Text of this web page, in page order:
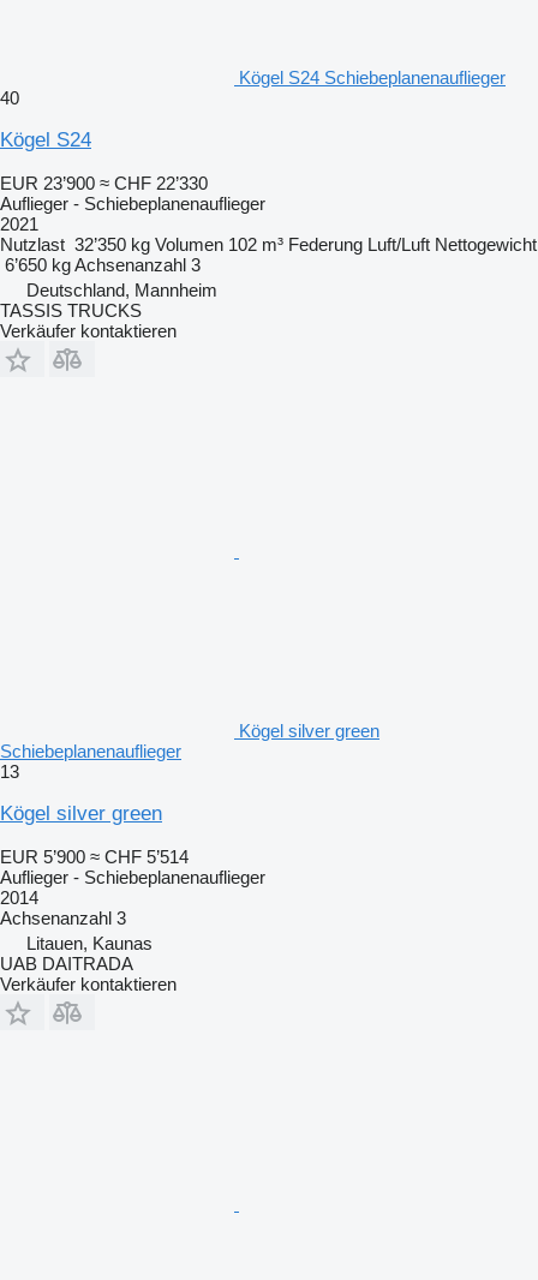
Kögel S24 Schiebeplanenauflieger
40
Kögel S24
EUR 23’900 ≈ CHF 22’330
Auflieger - Schiebeplanenauflieger
2021
Nutzlast 32’350 kg Volumen 102 m³ Federung Luft/Luft Nettogewicht
6’650 kgAchsenanzahl 3
Deutschland, Mannheim
TASSIS TRUCKS
Verkäufer kontaktieren
Kögel silver green
Schiebeplanenauflieger
13
Kögel silver green
EUR 5’900 ≈ CHF 5’514
Auflieger - Schiebeplanenauflieger
2014
Achsenanzahl 3
Litauen, Kaunas
UAB DAITRADA
Verkäufer kontaktieren